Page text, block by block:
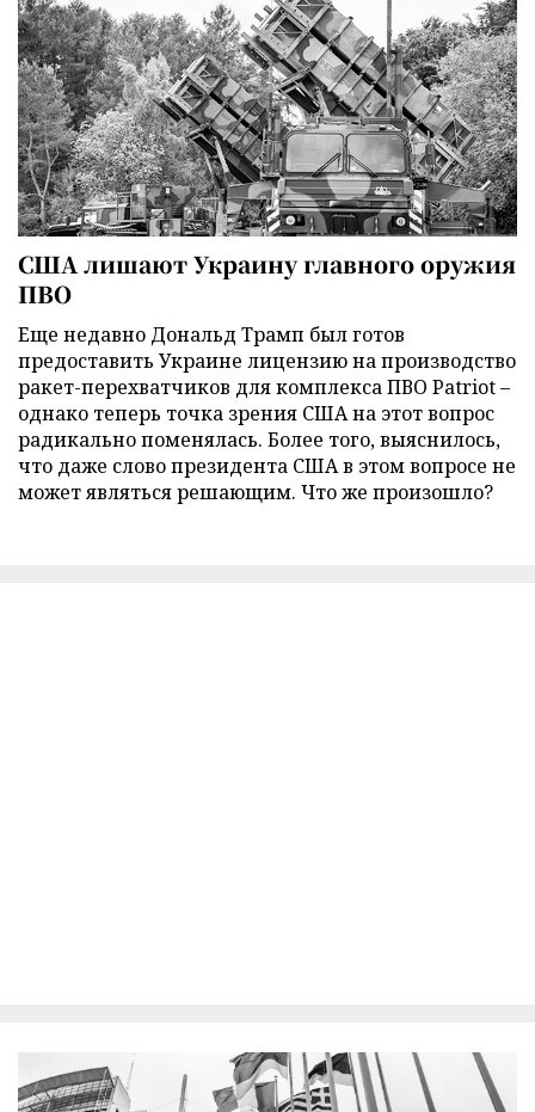
США лишают Украину главного оружия
ПВО
Еще недавно Дональд Трамп был готов
предоставить Украине лицензию на производство
ракет-перехватчиков для комплекса ПВО Patriot –
однако теперь точка зрения США на этот вопрос
радикально поменялась. Более того, выяснилось,
что даже слово президента США в этом вопросе не
может являться решающим. Что же произошло?